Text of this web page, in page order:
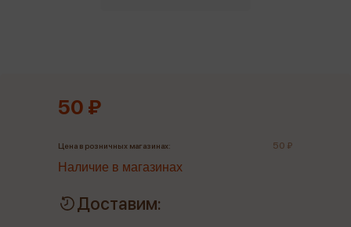
50 ₽
Цена в розничных магазинах: 50 ₽
Наличие в магазинах
Доставим: